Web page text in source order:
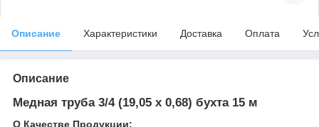
Описание Характеристики Доставка Оплата
Описание
Медная труба 3/4 (19,05 x 0,68) бухта 15 м
О Качестве Продукции: